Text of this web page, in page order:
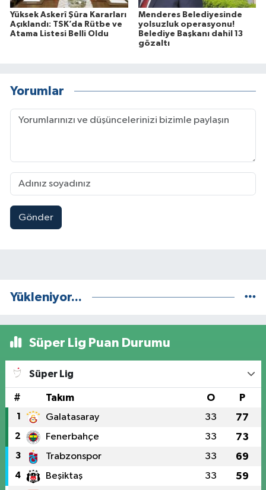
Yüksek Askerî Şûra Kararları
Açıklandı: TSK’da Rütbe ve
Atama Listesi Belli Oldu
Menderes Belediyesinde
yolsuzluk operasyonu!
Belediye Başkanı dahil 13
gözaltı
Yorumlar
Gönder
Yükleniyor...
Süper Lig Puan Durumu
Süper Lig
# Takım O P
1 Galatasaray 33 77
2 Fenerbahçe 33 73
3 Trabzonspor 33 69
4 Beşiktaş 33 59